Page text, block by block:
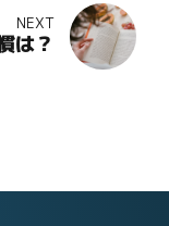
NEXT
は？